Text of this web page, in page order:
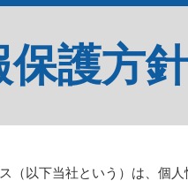
護方
（以下当社という）は、個